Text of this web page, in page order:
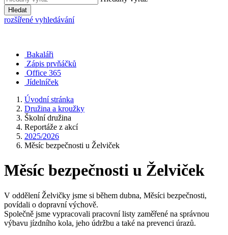
Hledat
rozšířené vyhledávání
Bakaláři
Zápis prvňáčků
Office 365
Jídelníček
Úvodní stránka
Družina a kroužky
Školní družina
Reportáže z akcí
2025/2026
Měsíc bezpečnosti u Želviček
Měsíc bezpečnosti u Želviček
V oddělení Želvičky jsme si během dubna, Měsíci bezpečnosti,
povídali o dopravní výchově.
Společně jsme vypracovali pracovní listy zaměřené na správnou
výbavu jízdního kola, jeho údržbu a také na prevenci úrazů.